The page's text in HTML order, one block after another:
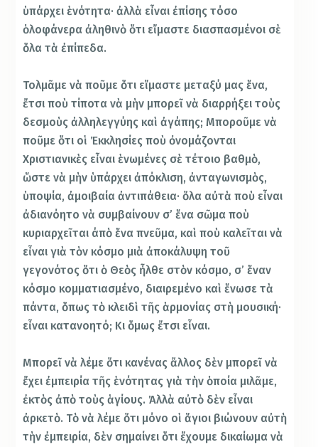
ὑπάρχει ἑνότητα· ἀλλὰ εἶναι ἐπίσης τόσο
ὁλοφάνερα ἀληθινὸ ὅτι εἴμαστε διασπασμένοι σὲ
ὅλα τὰ ἐπίπεδα.
Τολμᾶμε νὰ ποῦμε ὅτι εἴμαστε μεταξύ μας ἕνα,
ἔτσι ποὺ τίποτα νὰ μὴν μπορεῖ νὰ διαρρήξει τοὺς
δεσμοὺς ἀλληλεγγύης καὶ ἀγάπης; Μποροῦμε νὰ
ποῦμε ὅτι οἱ Ἐκκλησίες ποὺ ὀνομάζονται
Χριστιανικὲς εἶναι ἑνωμένες σὲ τέτοιο βαθμὸ,
ὥστε νὰ μὴν ὑπάρχει ἀπόκλιση, ἀνταγωνισμὸς,
ὑποψία, ἀμοιβαία ἀντιπάθεια· ὅλα αὐτὰ ποὺ εἶναι
ἀδιανόητο νὰ συμβαίνουν σ’ ἕνα σῶμα ποὺ
κυριαρχεῖται άπὸ ἕνα πνεῦμα, καὶ ποὺ καλεῖται νὰ
εἶναι γιὰ τὸν κόσμο μιὰ ἀποκάλυψη τοῦ
γεγονότος ὅτι ὁ Θεὸς ἦλθε στὸν κόσμο, σ’ ἕναν
κόσμο κομματιασμένο, διαιρεμένο καὶ ἕνωσε τὰ
πάντα, ὅπως τὸ κλειδὶ τῆς ἁρμονίας στὴ μουσική·
εἶναι κατανοητό; Κι ὅμως ἔτσι εἶναι.
Μπορεῖ νὰ λέμε ὅτι κανένας ἄλλος δὲν μπορεῖ νὰ
ἔχει ἐμπειρία τῆς ἑνότητας γιὰ τὴν ὁποία μιλᾶμε,
ἐκτὸς ἀπὸ τοὺς ἁγίους. Ἀλλὰ αὐτὸ δὲν εἶναι
ἀρκετὸ. Τὸ νὰ λέμε ὅτι μόνο οἱ ἅγιοι βιώνουν αὐτὴ
τὴν ἐμπειρία, δὲν σημαίνει ὅτι ἔχουμε δικαίωμα νὰ